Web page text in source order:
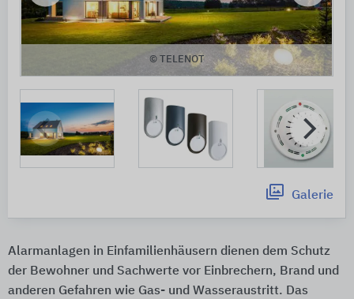
© TELENOT
Galerie
Alarmanlagen in Einfamilienhäusern dienen dem Schutz
der Bewohner und Sachwerte vor Einbrechern, Brand und
anderen Gefahren wie Gas- und Wasseraustritt. Das